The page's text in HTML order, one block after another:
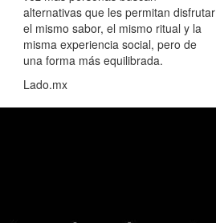
alternativas que les permitan disfrutar
el mismo sabor, el mismo ritual y la
misma experiencia social, pero de
una forma más equilibrada.
Lado.mx